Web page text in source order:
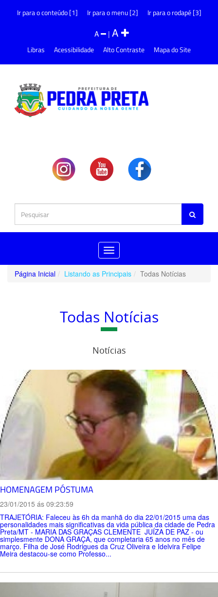
Ir para o conteúdo [1] Ir para o menu [2] Ir para o rodapé [3]
A |A
Libras Acessibilidade Alto Contraste Mapa do Site
Toggle
navigation
Página Inicial
Listando as Principais Todas Notícias
Todas Notícias
Notícias
HOMENAGEM PÓSTUMA
23/01/2015 ás 09:23:59
TRAJETÓRIA: Faleceu às 6h da manhã do dia 22/01/2015 uma das
personalidades mais significativas da vida pública da cidade de Pedra
Preta/MT - MARIA DAS GRAÇAS CLEMENTE  JUÍZA DE PAZ - ou
simplesmente DONA GRAÇA, que completaria 65 anos no mês de
março. Filha de José Rodrigues da Cruz Oliveira e Idelvira Felipe
Meira destacou-se como Professo...